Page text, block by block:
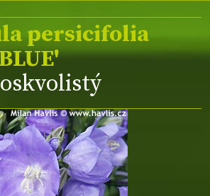
persicifolia